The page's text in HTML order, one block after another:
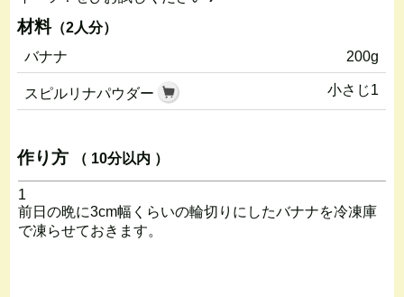
材料（2人分）
バナナ
200g
スピルリナパウダー 小さじ1
作り方 （ 10分以内 ）
1
前日の晩に3cm幅くらいの輪切りにしたバナナを冷凍庫
で凍らせておきます。